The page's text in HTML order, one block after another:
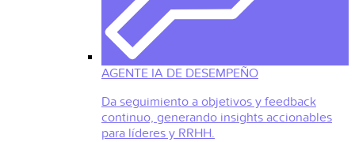
AGENTE IA DE DESEMPEÑO
Da seguimiento a objetivos y feedback
continuo, generando insights accionables
para líderes y RRHH.